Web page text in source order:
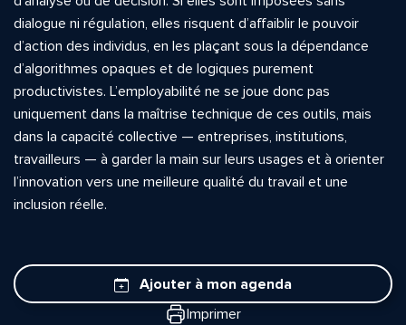
dialogue ni régulation, elles risquent d’affaiblir le pouvoir
d’action des individus, en les plaçant sous la dépendance
d’algorithmes opaques et de logiques purement
productivistes. L’employabilité ne se joue donc pas
uniquement dans la maîtrise technique de ces outils, mais
dans la capacité collective — entreprises, institutions,
travailleurs — à garder la main sur leurs usages et à orienter
l’innovation vers une meilleure qualité du travail et une
inclusion réelle.
Ajouter à mon agenda
Imprimer